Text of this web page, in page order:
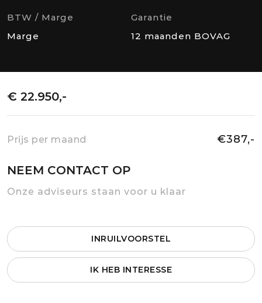
BTW / Marge
Marge
Garantie
12 maanden BOVAG
€ 22.950,-
Prijs per maand €387,-
NEEM CONTACT OP
Onze adviseurs staan voor u klaar
INRUILVOORSTEL
IK HEB INTERESSE